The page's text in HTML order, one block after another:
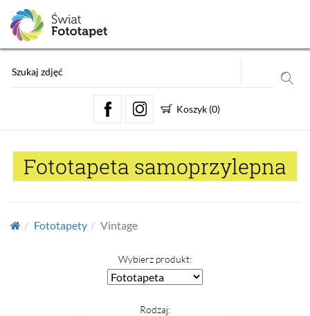
Koszyk (0)
Fototapeta samoprzylepna
Fototapety Vintage
Wybierz produkt:
Rodzaj: